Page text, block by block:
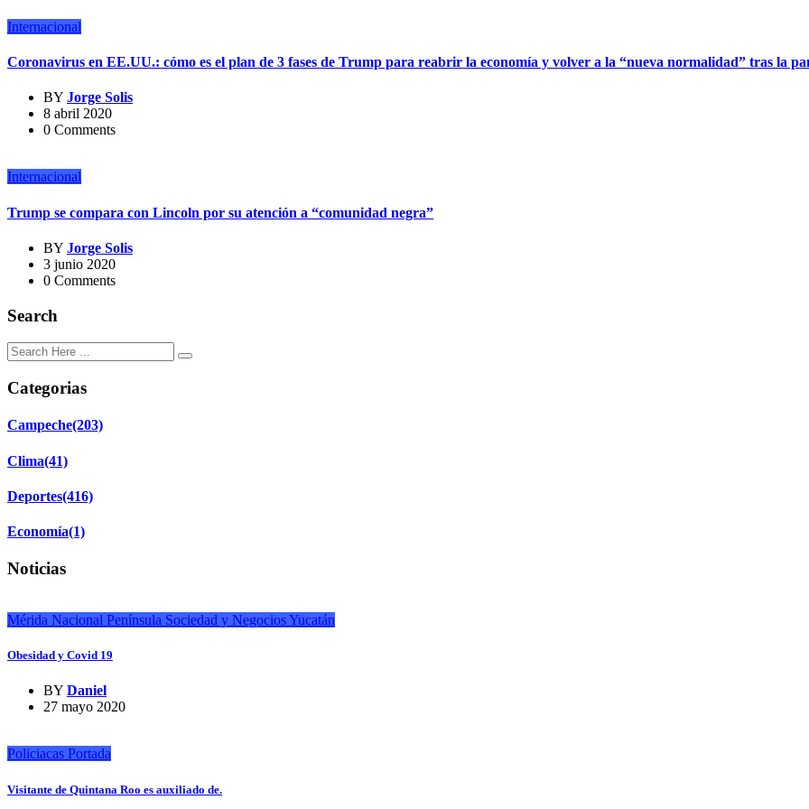
Internacional
Coronavirus en EE.UU.: cómo es el plan de 3 fases de Trump para reabrir la economía y volver a la “nueva normalidad” tras la
BY Jorge Solis
8 abril 2020
0 Comments
Internacional
Trump se compara con Lincoln por su atención a “comunidad negra”
BY Jorge Solis
3 junio 2020
0 Comments
Search
Categorias
Campeche(203)
Clima(41)
Deportes(416)
Economía(1)
Noticias
Mérida Nacional Península Sociedad y NegociosYucatán
Obesidad y Covid 19
BY Daniel
27 mayo 2020
Policiacas Portada
Visitante de Quintana Roo es auxiliado de.